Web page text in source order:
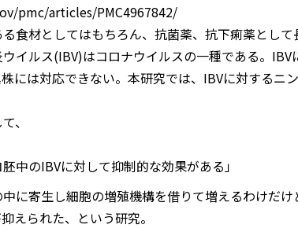
pmc/articles/PMC4967842/
る食材としてはもちろん、抗菌薬、抗下痢薬とし
イルス(IBV)はコロナウイルスの一種である。IBV
には対応できない。本研究では、IBVに対するニ
、
中のIBVに対して抑制的な効果がある」
に寄生し細胞の増殖機構を借りて増えるわけだ
えられた、という研究。